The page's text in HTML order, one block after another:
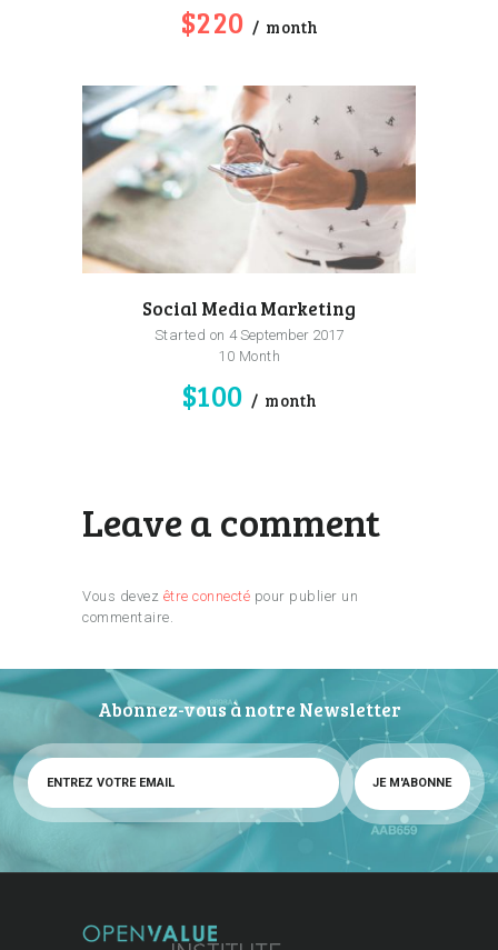
$220 month
Social Media Marketing
Started on4 September 2017
10 Month
$100 month
Leave a comment
Vous devez être connecté pour publier un
commentaire.
Abonnez-vous à notre Newsletter